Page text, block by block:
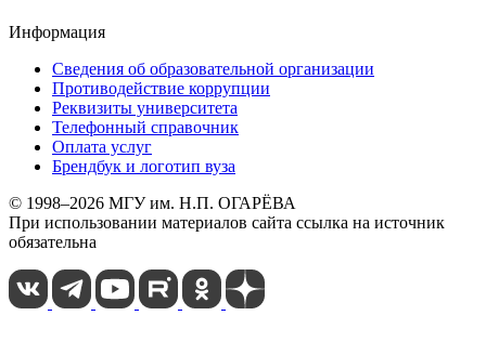
Информация
Сведения об образовательной организации
Противодействие коррупции
Реквизиты университета
Телефонный справочник
Оплата услуг
Брендбук и логотип вуза
© 1998–2026 МГУ им. Н.П. ОГАРЁВА
При использовании материалов сайта ссылка на источник
обязательна